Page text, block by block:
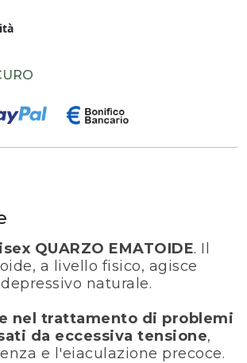
QUARZO EMATOIDE. Il
a livello fisico, agisce
naturale.
nel trattamento di problemi
da eccessiva tensione,
e l'eiaculazione precoce.